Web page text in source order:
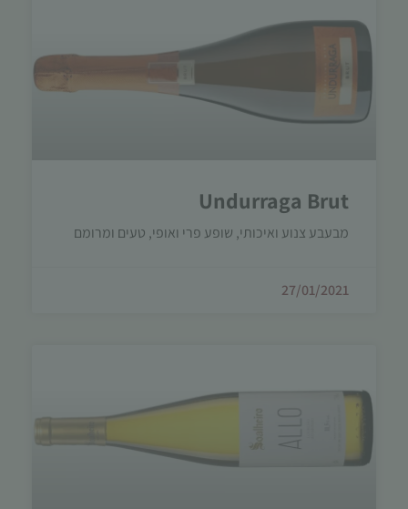
Undurraga Brut
מבעבע צנוע ואיכותי, שופע פרי ואופי, טעים ומרומם
27/01/2021